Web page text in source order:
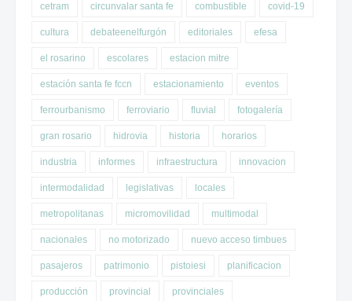
cetram circunvalar santa fe combustible covid-19
cultura debateenelfurgón editoriales efesa
el rosarino escolares estacion mitre
estación santa fe fccn estacionamiento eventos
ferrourbanismo ferroviario fluvial fotogalería
gran rosario hidrovia historia horarios
industria informes infraestructura innovacion
intermodalidad legislativas locales
metropolitanas micromovilidad multimodal
nacionales no motorizado nuevo acceso timbues
pasajeros patrimonio pistoiesi planificacion
producción provincial provinciales